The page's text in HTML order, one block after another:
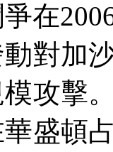
在
對加
攻擊
盛頓